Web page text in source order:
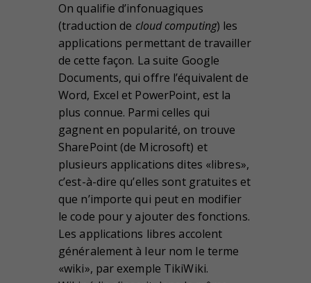
On qualifie d’infonuagiques
(traduction de cloud computing) les
applications permettant de travailler
de cette façon. La suite Google
Documents, qui offre l’équivalent de
Word, Excel et PowerPoint, est la
plus connue. Parmi celles qui
gagnent en popularité, on trouve
SharePoint (de Microsoft) et
plusieurs applications dites «libres»,
c’est-à-dire qu’elles sont gratuites et
que n’importe qui peut en modifier
le code pour y ajouter des fonctions.
Les applications libres accolent
généralement à leur nom le terme
«wiki», par exemple TikiWiki.